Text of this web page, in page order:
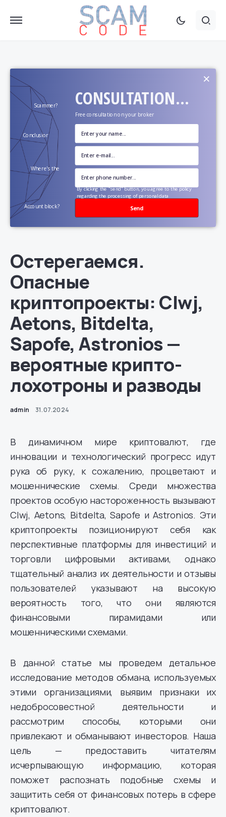
CONSULTATION...
Free consultation on your broker
Scammer?
Conclusion?
Where's the
money?
Account block? Send
×
By clicking the "send" button, you agree to the policy
regarding the processing of personal data
Остерегаемся.
Опасные
криптопроекты: Clwj,
Aetons, Bitdelta,
Sapofe, Astronios —
вероятные крипто-
лохотроны и разводы
admin 31.07.2024
В динамичном мире криптовалют, где
инновации и технологический прогресс идут
рука об руку, к сожалению, процветают и
мошеннические схемы. Среди множества
проектов особую настороженность вызывают
Clwj, Aetons, Bitdelta, Sapofe и Astronios. Эти
криптопроекты позиционируют себя как
перспективные платформы для инвестиций и
торговли цифровыми активами, однако
тщательный анализ их деятельности и отзывы
пользователей указывают на высокую
вероятность того, что они являются
финансовыми пирамидами или
мошенническими схемами.
В данной статье мы проведем детальное
исследование методов обмана, используемых
этими организациями, выявим признаки их
недобросовестной деятельности и
рассмотрим способы, которыми они
привлекают и обманывают инвесторов. Наша
цель — предоставить читателям
исчерпывающую информацию, которая
поможет распознать подобные схемы и
защитить себя от финансовых потерь в сфере
криптовалют.